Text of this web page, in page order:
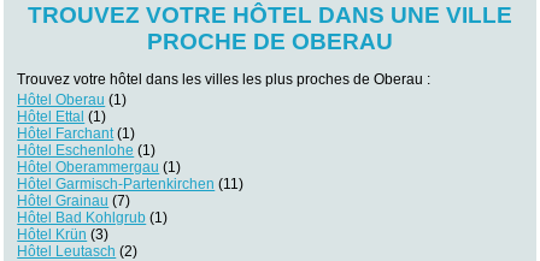
TROUVEZ VOTRE HÔTEL DANS UNE VILLE
PROCHE DE OBERAU
Trouvez votre hôtel dans les villes les plus proches de Oberau :
Hôtel Oberau (1)
Hôtel Ettal (1)
Hôtel Farchant(1)
Hôtel Eschenlohe (1)
Hôtel Oberammergau (1)
Hôtel Garmisch-Partenkirchen (11)
Hôtel Grainau (7)
Hôtel Bad Kohlgrub (1)
Hôtel Krün (3)
Hôtel Leutasch (2)